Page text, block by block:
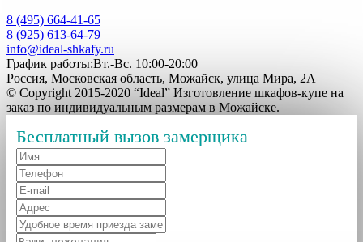
8 (495) 664-41-65
8 (925) 613-64-79
info@ideal-shkafy.ru
График работы:Вт.-Вс. 10:00-20:00
Россия, Московская область, Можайск, улица Мира, 2А
© Copyright 2015-2020 “Ideal” Изготовление шкафов-купе на
заказ по индивидуальным размерам в Можайске.
Бесплатный вызов замерщика